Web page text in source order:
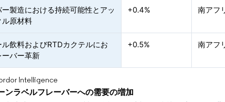
製造における持続可能性とアッ
原材料
+0.4% 南アフ
飲料およびRTDカクテルにお
バー革新
+0.5% 南アフ
Intelligence
ンラベルフレーバーへの需要の増加